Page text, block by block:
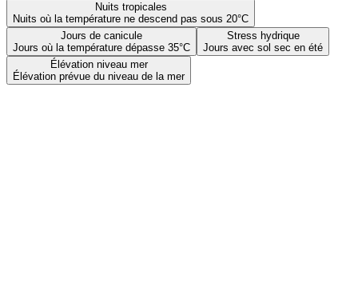
Nuits tropicales
Nuits où la température ne descend pas sous 20°C
Jours de canicule
Jours où la température dépasse 35°C
Stress hydrique
Jours avec sol sec en été
Élévation niveau mer
Élévation prévue du niveau de la mer